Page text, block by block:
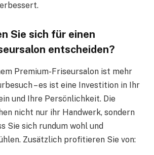
Sie sich für einen
entscheiden?
Premium-Friseursalon ist mehr
– es ist eine Investition in Ihr
und Ihre Persönlichkeit. Die
nicht nur ihr Handwerk, sondern
Sie sich rundum wohl und
Zusätzlich profitieren Sie von: